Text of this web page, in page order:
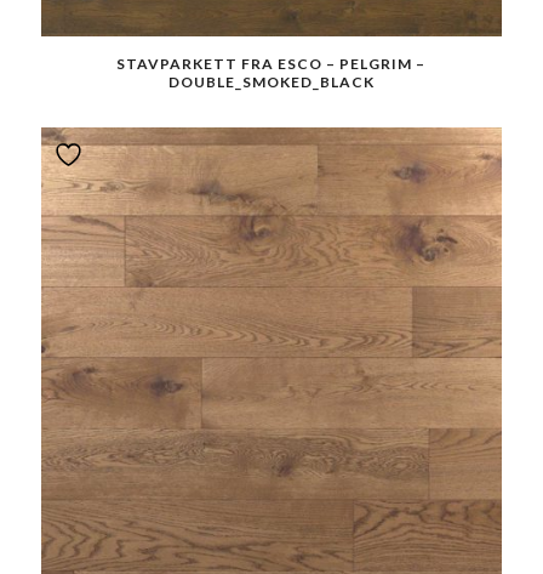
STAVPARKETT FRA ESCO – PELGRIM –
DOUBLE_SMOKED_BLACK